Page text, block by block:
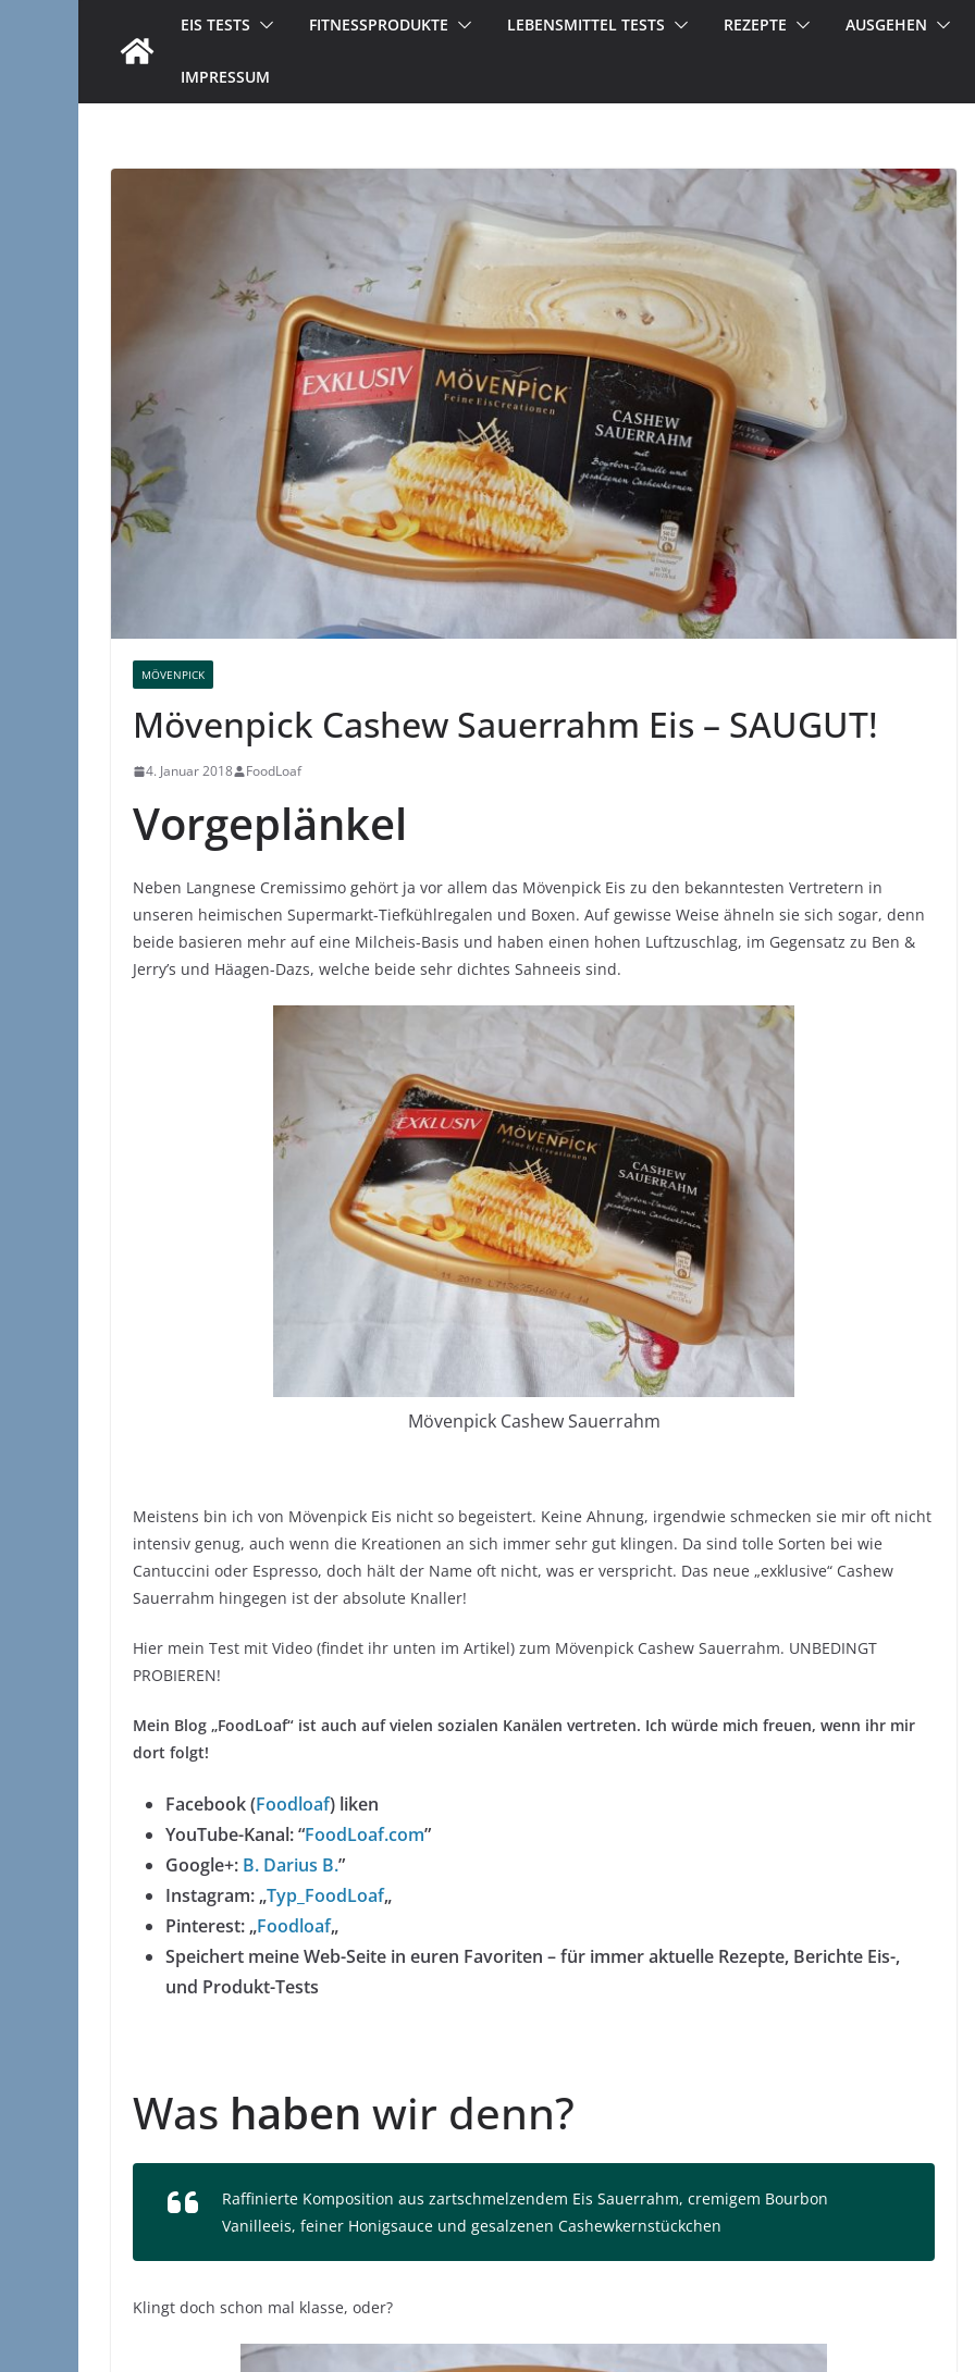
EIS TESTS FITNESSPRODUKTE LEBENSMITTEL TESTS REZEPTE AUSGEHEN
IMPRESSUM
MÖVENPICK
Mövenpick Cashew Sauerrahm Eis – SAUGUT!
4. Januar 2018 FoodLoaf
Vorgeplänkel
Neben Langnese Cremissimo gehört ja vor allem das Mövenpick Eis zu den bekanntesten Vertretern in
unseren heimischen Supermarkt-Tiefkühlregalen und Boxen. Auf gewisse Weise ähneln sie sich sogar, denn
beide basieren mehr auf eine Milcheis-Basis und haben einen hohen Luftzuschlag, im Gegensatz zu Ben &
Jerry’s und Häagen-Dazs, welche beide sehr dichtes Sahneeis sind.
Mövenpick Cashew Sauerrahm
Meistens bin ich von Mövenpick Eis nicht so begeistert. Keine Ahnung, irgendwie schmecken sie mir oft nicht
intensiv genug, auch wenn die Kreationen an sich immer sehr gut klingen. Da sind tolle Sorten bei wie
Cantuccini oder Espresso, doch hält der Name oft nicht, was er verspricht. Das neue „exklusive“ Cashew
Sauerrahm hingegen ist der absolute Knaller!
Hier mein Test mit Video (findet ihr unten im Artikel) zum Mövenpick Cashew Sauerrahm. UNBEDINGT
PROBIEREN!
Mein Blog „FoodLoaf“ ist auch auf vielen sozialen Kanälen vertreten. Ich würde mich freuen, wenn ihr mir
dort folgt!
Facebook (Foodloaf) liken
YouTube-Kanal: “FoodLoaf.com”
Google+: B. Darius B.”
Instagram: „Typ_FoodLoaf„
Pinterest: „Foodloaf„
Speichert meine Web-Seite in euren Favoriten – für immer aktuelle Rezepte, Berichte Eis-,
und Produkt-Tests
Was haben wir denn?
Raffinierte Komposition aus zartschmelzendem Eis Sauerrahm, cremigem Bourbon
Vanilleeis, feiner Honigsauce und gesalzenen Cashewkernstückchen
Klingt doch schon mal klasse, oder?